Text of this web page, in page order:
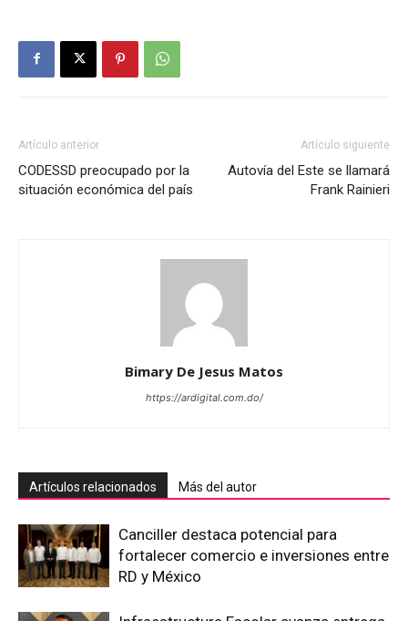
Artículo anterior
CODESSD preocupado por la
situación económica del país
Artículo siguiente
Autovía del Este se llamará
Frank Rainieri
Bimary De Jesus Matos
https://ardigital.com.do/
Artículos relacionados Más del autor
Canciller destaca potencial para
fortalecer comercio e inversiones entre
RD y México